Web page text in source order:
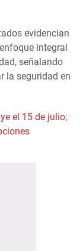
evidencian
integral
señalando
la seguridad en
el 15 de julio;